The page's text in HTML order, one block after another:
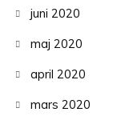
juni 2020
maj 2020
april 2020
mars 2020